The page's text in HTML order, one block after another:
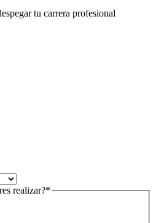
tu carrera profesional
realizar?*